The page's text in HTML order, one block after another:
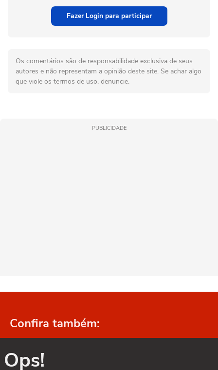
Fazer Login para participar
Os comentários são de responsabilidade exclusiva de seus
autores e não representam a opinião deste site. Se achar algo
que viole os termos de uso, denuncie.
PUBLICIDADE
Confira também:
Ops!